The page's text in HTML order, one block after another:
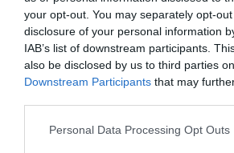
your opt-out. You may separately opt-
disclosure of your personal information
IAB’s list of downstream participants.
also be disclosed by us to third parties
Downstream Participants that may
Personal Data Processing Opt Outs
ΔΕΙΤΕ ΕΠΙΣΗΣ